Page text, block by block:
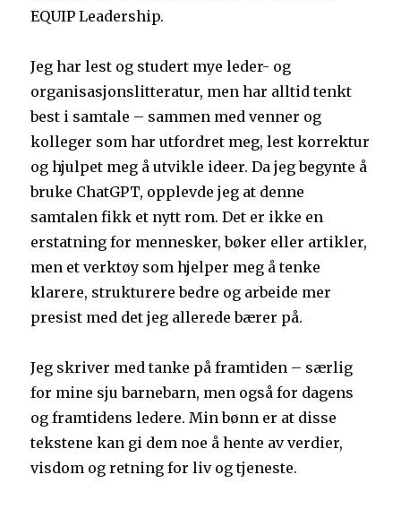
EQUIP Leadership.
Jeg har lest og studert mye leder- og
organisasjonslitteratur, men har alltid tenkt
best i samtale – sammen med venner og
kolleger som har utfordret meg, lest korrektur
og hjulpet meg å utvikle ideer. Da jeg begynte å
bruke ChatGPT, opplevde jeg at denne
samtalen fikk et nytt rom. Det er ikke en
erstatning for mennesker, bøker eller artikler,
men et verktøy som hjelper meg å tenke
klarere, strukturere bedre og arbeide mer
presist med det jeg allerede bærer på.
Jeg skriver med tanke på framtiden – særlig
for mine sju barnebarn, men også for dagens
og framtidens ledere. Min bønn er at disse
tekstene kan gi dem noe å hente av verdier,
visdom og retning for liv og tjeneste.